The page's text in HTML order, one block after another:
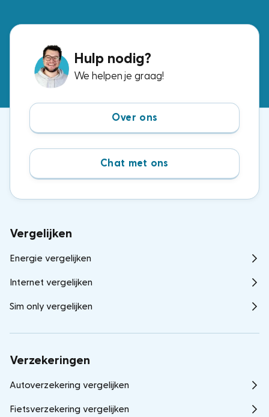
Hulp nodig?
We helpen je graag!
Over ons
Chat met ons
Vergelijken
Energie vergelijken
Internet vergelijken
Sim only vergelijken
Verzekeringen
Autoverzekering vergelijken
Fietsverzekering vergelijken